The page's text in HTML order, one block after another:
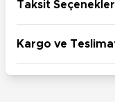
Taksit
Kargo ve